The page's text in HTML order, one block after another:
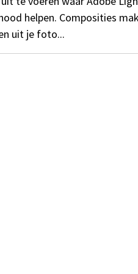
helpen. Composities
uit je foto...